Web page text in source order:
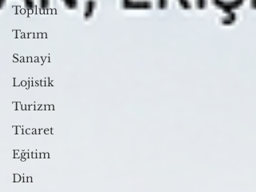
Toplum
Tarım
Sanayi
Lojistik
Turizm
Ticaret
Eğitim
Din